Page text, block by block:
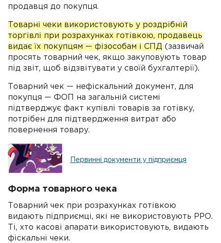
продавця до покупця.
Товарні чеки використовують у роздрібній
торгівлі при розрахунках готівкою, продавець
видає їх покупцям — фізособам і СПД (зазвичай
просять товарний чек, якщо закуповують товар
під звіт, щоб відзвітувати у своїй бухгалтерії).
Товарний чек — нефіскальний документ, для
покупця — ФОП на загальній системі
підтверджує факт купівлі товарів за готівку,
потрібен для підтвердження витрат або
повернення товару.
Первинні документи у підприємця
Форма товарного чека
Товарний чек при розрахунках готівкою
видають підприємці, які не використовують РРО.
Ті, хто касові апарати використовують, видають
фіскальні чеки.